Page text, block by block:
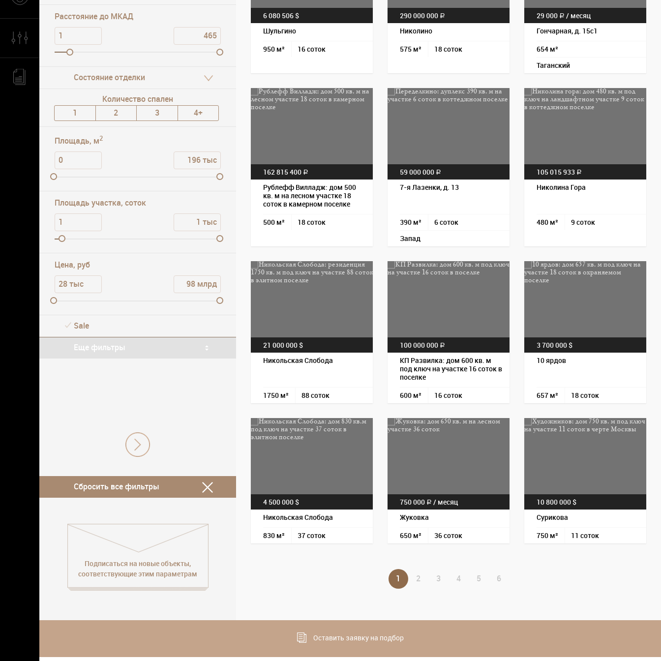
Расстояние до МКАД
Состояние отделки
Открытый водоём
Количество спален
1
2 3 4+
Площадь, м2
Площадь участка, соток
Цена, руб
Sale
Еще фильтры
Сбросить все фильтры
Подписаться на новые объекты,
соответствующие этим параметрам
6 080 506 $
Шульгино
950 м² 16 соток
290 000 000 a
Николино
575 м² 18 соток
29 000 a / месяц
Гончарная, д. 15с1
654 м²
Таганский
162 815 400 a
Рублефф Вилладж: дом 500
кв. м на лесном участке 18
соток в камерном поселке
500 м² 18 соток
59 000 000 a
7-я Лазенки, д. 13
390 м² 6 соток
Запад
105 015 933 a
Николина Гора
480 м² 9 соток
21 000 000 $
Никольская Слобода
1750 м² 88 соток
100 000 000 a
КП Развилка: дом 600 кв. м
под ключ на участке 16 соток в
поселке
600 м² 16 соток
3 700 000 $
10 ярдов
657 м² 18 соток
4 500 000 $
Никольская Слобода
830 м² 37 соток
750 000 a / месяц
Жуковка
650 м² 36 соток
10 800 000 $
Сурикова
750 м² 11 соток
1 2 3 4 5 6
Оставить заявку на подбор